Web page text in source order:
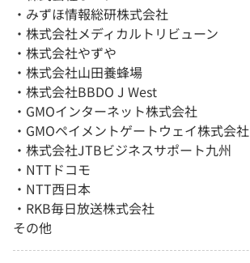
・みずほ情報総研株式会社
・株式会社メディカルトリビューン
・株式会社やずや
・株式会社山田養蜂場
・株式会社BBDO J West
・GMOインターネット株式会社
・GMOペイメントゲートウェイ株式会社
・株式会社JTBビジネスサポート九州
・NTTドコモ
・NTT西日本
・RKB毎日放送株式会社
その他